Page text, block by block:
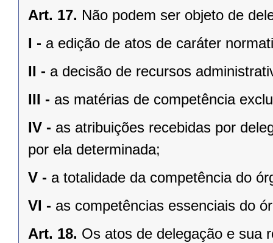
Art. 17. Não podem ser objeto de
I - a edição de atos de caráter
II - a decisão de recursos
III - as matérias de competência
IV - as atribuições recebidas por
por ela determinada;
V - a totalidade da competência do
VI - as competências essenciais do
Art. 18. Os atos de delegação e sua